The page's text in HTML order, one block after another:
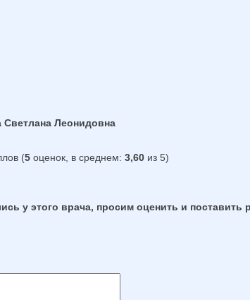
Светлана Леонидовна
(5 оценок, в среднем: 3,60 из 5)
у этого врача, просим оценить и поставить